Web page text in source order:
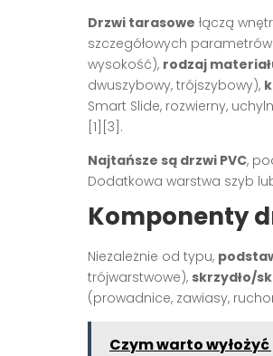
Drzwi tarasowe łączą
szczegółowych
wysokość), rodzaj
dwuszybowy, trójszybowy),
Smart Slide, rozwierny,
[1][3] .
Najtańsze są drzwi PVC,
Dodatkowa warstwa szyb
Komponenty
Niezależnie od typu,
trójwarstwowe), skrzydło/
(prowadnice, zawiasy,
Czym warto